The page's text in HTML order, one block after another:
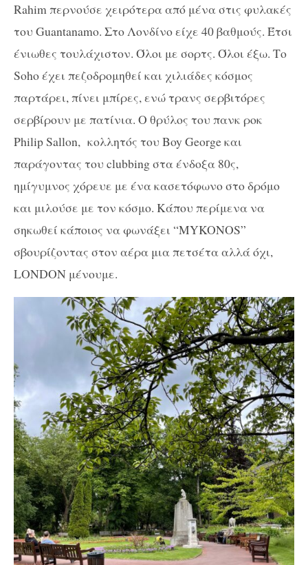
Rahim περνούσε χειρότερα από μένα στις φυλακές
του Guantanamo. Στο Λονδίνο είχε 40 βαθμούς. Έτσι
ένιωθες τουλάχιστον. Όλοι με σορτς. Όλοι έξω. Το
Soho έχει πεζοδρομηθεί και χιλιάδες κόσμος
παρτάρει, πίνει μπίρες, ενώ τρανς σερβιτόρες
σερβίρουν με πατίνια. Ο θρύλος του πανκ ροκ
Philip Sallon, κολλητός του Boy George και
παράγοντας του clubbing στα ένδοξα 80ς,
ημίγυμνος χόρευε με ένα κασετόφωνο στο δρόμο
και μιλούσε με τον κόσμο. Κάπου περίμενα να
σηκωθεί κάποιος να φωνάξει “MYKONOS”
σβουρίζοντας στον αέρα μια πετσέτα αλλά όχι,
LONDON μένουμε.